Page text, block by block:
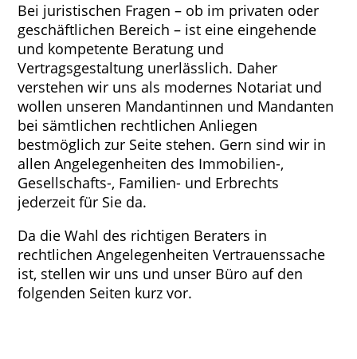
Bei juristischen Fragen – ob im privaten oder
geschäftlichen Bereich – ist eine eingehende
und kompetente Beratung und
Vertragsgestaltung unerlässlich. Daher
verstehen wir uns als modernes Notariat und
wollen unseren Mandantinnen und Mandanten
bei sämtlichen rechtlichen Anliegen
bestmöglich zur Seite stehen. Gern sind wir in
allen Angelegenheiten des Immobilien-,
Gesellschafts-, Familien- und Erbrechts
jederzeit für Sie da.
Da die Wahl des richtigen Beraters in
rechtlichen Angelegenheiten Vertrauenssache
ist, stellen wir uns und unser Büro auf den
folgenden Seiten kurz vor.